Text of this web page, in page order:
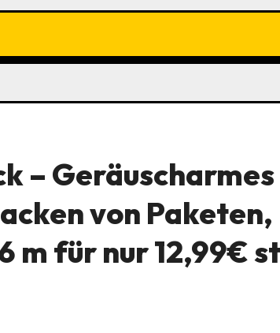
– Geräuscharmes
von Paketen,
m für nur 12,99€